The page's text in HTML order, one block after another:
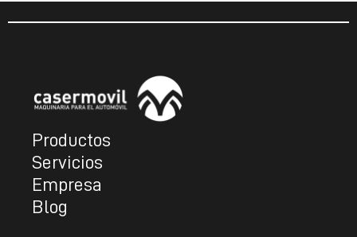
Productos
Servicios
Empresa
Blog